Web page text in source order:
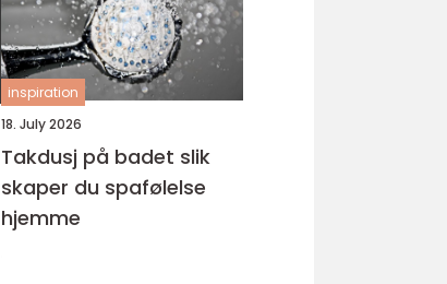
inspiration
18. July 2026
Takdusj på badet slik
skaper du spafølelse
hjemme